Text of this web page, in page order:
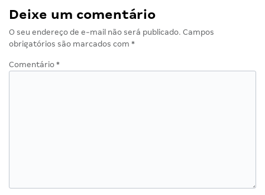
Deixe um comentário
O seu endereço de e-mail não será publicado. Campos
obrigatórios são marcados com *
Comentário *